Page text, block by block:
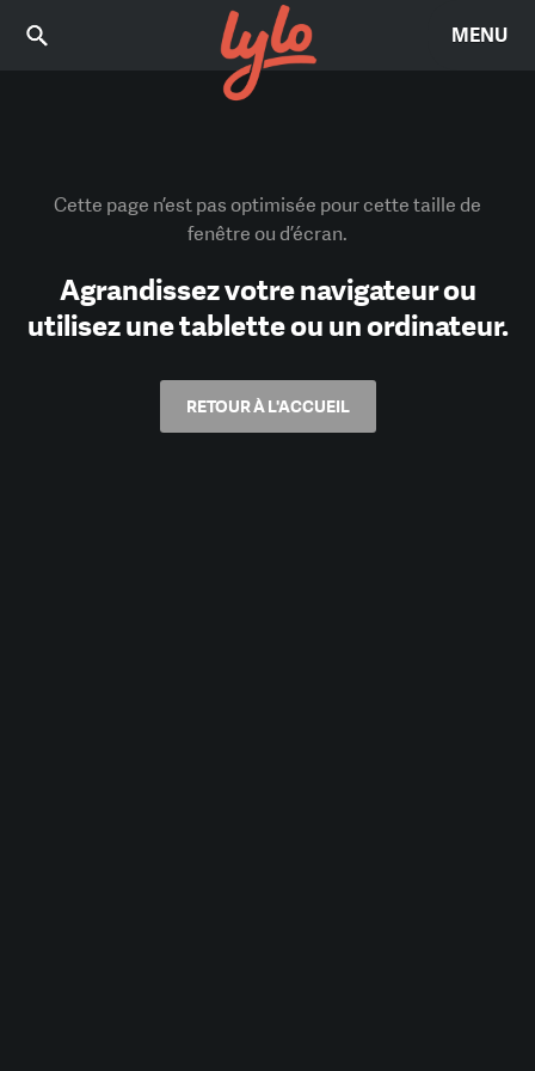
MENU
Cette page n’est pas optimisée pour cette taille de
fenêtre ou d’écran.
Agrandissez votre navigateur ou
utilisez une tablette ou un ordinateur.
RETOUR À L'ACCUEIL